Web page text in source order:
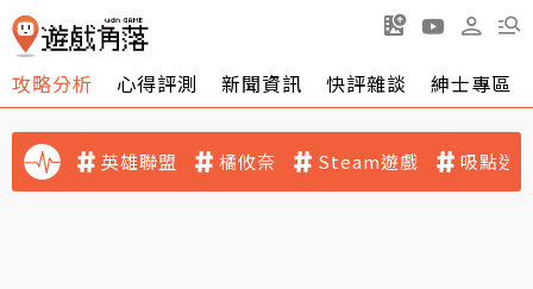
攻略分析 心得評測 新聞資訊 快評雜談 紳士專區
英雄聯盟 橘攸奈 Steam遊戲 吸點迷